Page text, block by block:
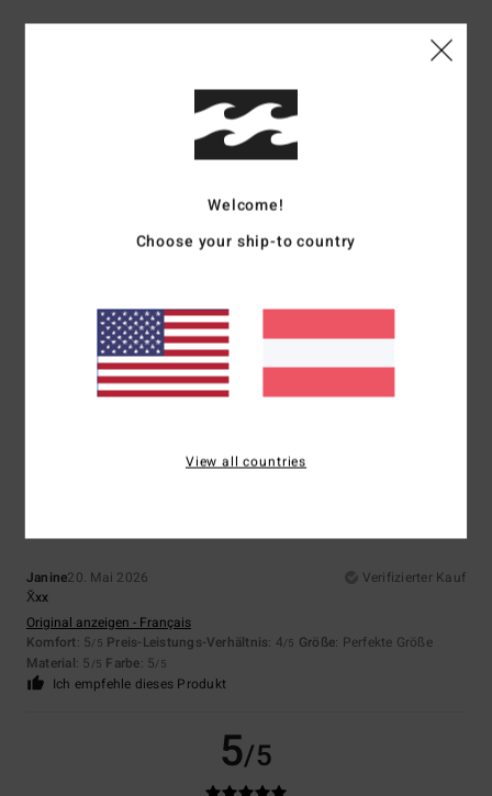
Verifizierter Kauf
Preis-Leistungs-Verhältnis: 4/5
Ich empfehle dieses Produkt
5/5
Original anzeigen - Dutch
/5 Preis-Leistungs-Verhältnis: 3/5 Größe: Perfekte Größe
/5 Farbe: 5/5
5/5
Janine20. Mai 2026
Verifizierter Kauf
X̌xx
Original anzeigen - Français
Komfort: 5/5 Preis-Leistungs-Verhältnis: 4/5 Größe: Perfekte Größe
Material: 5 /5 Farbe: 5/5
Ich empfehle dieses Produkt
5/5
Welcome!
Choose your ship-to country
View all countries